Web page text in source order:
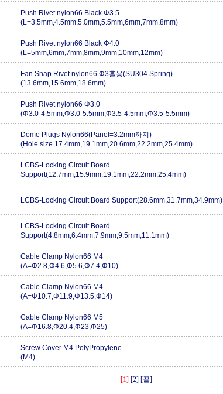
Push Rivet nylon66 Black Φ3.5
(L=3.5mm,4.5mm,5.0mm,5.5mm,6mm,7mm,8mm)
Push Rivet nylon66 Black Φ4.0
(L=5mm,6mm,7mm,8mm,9mm,10mm,12mm)
Fan Snap Rivet nylon66 Φ3홀용(SU304 Spring)
(13.6mm,15.6mm,18.6mm)
Push Rivet nylon66 Φ3.0
(Φ3.0-4.5mm,Φ3.0-5.5mm,Φ3.5-4.5mm,Φ3.5-5.5mm)
Dome Plugs Nylon66(Panel=3.2mm까지)
(Hole size 17.4mm,19.1mm,20.6mm,22.2mm,25.4mm)
LCBS-Locking Circuit Board
Support(12.7mm,15.9mm,19.1mm,22.2mm,25.4mm)
LCBS-Locking Circuit Board Support(28.6mm,31.7mm,34.9mm)
LCBS-Locking Circuit Board
Support(4.8mm,6.4mm,7.9mm,9.5mm,11.1mm)
Cable Clamp Nylon66 M4
(A=Φ2.8,Φ4.6,Φ5.6,Φ7.4,Φ10)
Cable Clamp Nylon66 M4
(A=Φ10.7,Φ11.9,Φ13.5,Φ14)
Cable Clamp Nylon66 M5
(A=Φ16.8,Φ20.4,Φ23,Φ25)
Screw Cover M4 PolyPropylene
(M4)
[1] [2] [끝]